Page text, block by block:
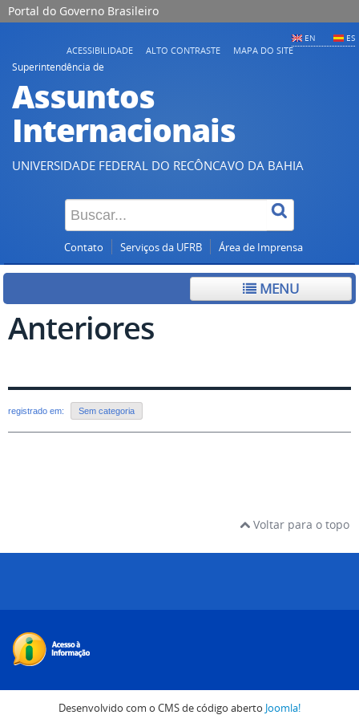
Portal do Governo Brasileiro
EN ES
ACESSIBILIDADE ALTO CONTRASTE
MAPA DO SITE
Superintendência de
Assuntos
Internacionais
UNIVERSIDADE FEDERAL DO RECÔNCAVO DA BAHIA
Contato Serviços da UFRB Área de Imprensa
MENU
Anteriores
registrado em: Sem categoria
Voltar para o topo
Desenvolvido com o CMS de código aberto Joomla!